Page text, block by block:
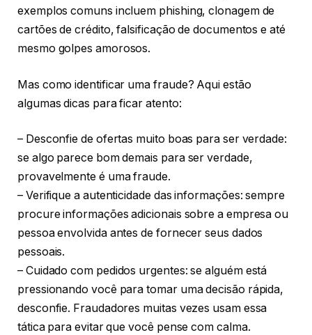
exemplos comuns incluem phishing, clonagem de
cartões de crédito, falsificação de documentos e até
mesmo golpes amorosos.
Mas como identificar uma fraude? Aqui estão
algumas dicas para ficar atento:
– Desconfie de ofertas muito boas para ser verdade:
se algo parece bom demais para ser verdade,
provavelmente é uma fraude.
– Verifique a autenticidade das informações: sempre
procure informações adicionais sobre a empresa ou
pessoa envolvida antes de fornecer seus dados
pessoais.
– Cuidado com pedidos urgentes: se alguém está
pressionando você para tomar uma decisão rápida,
desconfie. Fraudadores muitas vezes usam essa
tática para evitar que você pense com calma.